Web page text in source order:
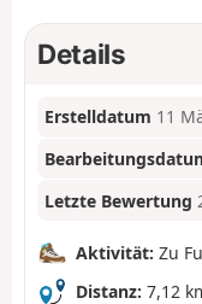
Details
Erstelldatum 11
Letzte Bewertung
Aktivität: Zu
Distanz: 7,12